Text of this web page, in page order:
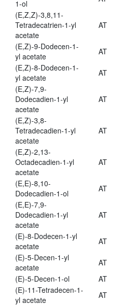
1-ol
(E,Z,Z)-3,8,11-
Tetradecatrien-1-yl
acetate
AT
(E,Z)-9-Dodecen-1-
yl acetate
AT
(E,Z)-8-Dodecen-1-
yl acetate
AT
(E,Z)-7,9-
Dodecadien-1-yl
acetate
AT
(E,Z)-3,8-
Tetradecadien-1-yl
acetate
AT
(E,Z)-2,13-
Octadecadien-1-yl
acetate
AT
(E,E)-8,10-
Dodecadien-1-ol
AT
(E,E)-7,9-
Dodecadien-1-yl
acetate
AT
(E)-8-Dodecen-1-yl
acetate
AT
(E)-5-Decen-1-yl
acetate
AT
(E)-5-Decen-1-ol
AT
(E)-11-Tetradecen-1-
yl acetate
AT